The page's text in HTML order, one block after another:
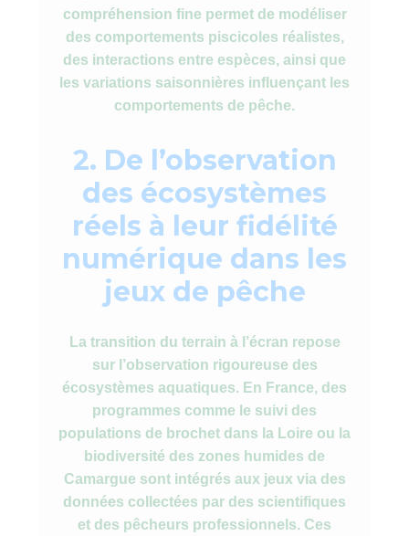
compréhension fine permet de modéliser
des comportements piscicoles réalistes,
des interactions entre espèces, ainsi que
les variations saisonnières influençant les
comportements de pêche.
2. De l’observation
des écosystèmes
réels à leur fidélité
numérique dans les
jeux de pêche
La transition du terrain à l’écran repose
sur l’observation rigoureuse des
écosystèmes aquatiques. En France, des
programmes comme le suivi des
populations de brochet dans la Loire ou la
biodiversité des zones humides de
Camargue sont intégrés aux jeux via des
données collectées par des scientifiques
et des pêcheurs professionnels. Ces